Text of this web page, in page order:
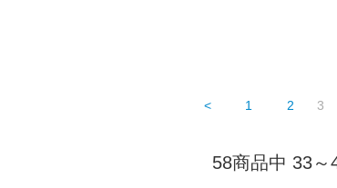
< 1 2 3
58商品中 33～